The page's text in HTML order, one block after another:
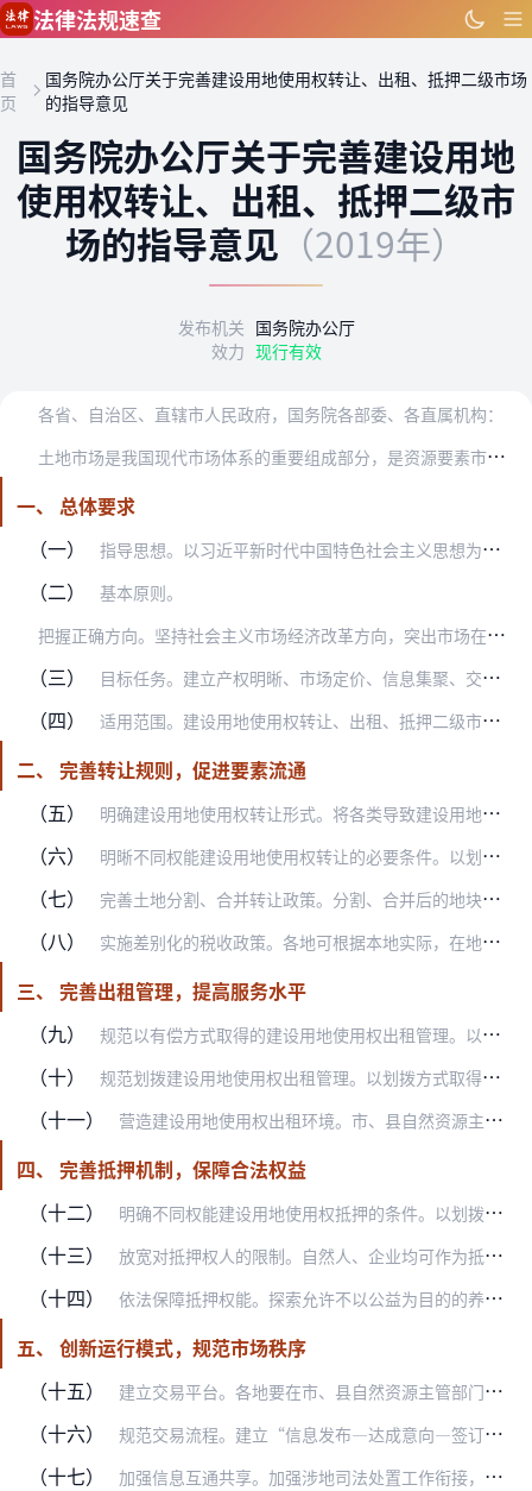
跳到主要内容
法律法规速查
首
页
国务院办公厅关于完善建设用地使用权转让、出租、抵押二级市场
的指导意见
国务院办公厅关于完善建设用地
使用权转让、出租、抵押二级市
场的指导意见 （2019年）
发布机关 国务院办公厅
效力 现行有效
各省、自治区、直辖市人民政府，国务院各部委、各直属机构：
土
地市场是我国现代市场体系的重要组成部分，是资源要素市场的重要内容。改革开放以来，通过大力推行国有建设用地有偿使用制度，我国基本形成了以政府供应为主的土地一级市…
一、 总体要求
（一）
指导思想。以习近平新时代中国特色社会主义思想为指导，全面贯彻党的十九大和十九届二中、三中全会精神，紧紧围绕统筹推进“五位一体”总体布局和协调推进“四个全面”战略…
（二） 基本原则。
把
握正确方向。坚持社会主义市场经济改革方向，突出市场在资源配置中的决定性作用，着力减少政府微观管理和直接干预。落实“放管服”改革总体要求，强化监管责任，减少事前…
（三）
目标任务。建立产权明晰、市场定价、信息集聚、交易安全、监管有效的土地二级市场，市场规则健全完善，交易平台全面形成，服务和监管落实到位，市场秩序更加规范，制度性交…
（四） 适用范围。建设用地使用权转让、出租、抵押二级市场的交易对象是国有建设用地使用权，重点针对土地交易以及土地连同地上建筑物、其他附着物等整宗地一并交易的情况。涉及到…
二、 完善转让规则，促进要素流通
（五）
明确建设用地使用权转让形式。将各类导致建设用地使用权转移的行为都视为建设用地使用权转让，包括买卖、交换、赠与、出资以及司法处置、资产处置、法人或其他组织合并或分…
（六） 明晰不同权能建设用地使用权转让的必要条件。以划拨方式取得的建设用地使用权转让，需经依法批准，土地用途符合《划拨用地目录》的，可不补缴土地出让价款，按转移登记办理…
（七） 完善土地分割、合并转让政策。分割、合并后的地块应具备独立分宗条件，涉及公共配套设施建设和使用的，转让双方应在合同中明确有关权利义务。拟分割宗地已预售或存在多个权…
（八） 实施差别化的税收政策。各地可根据本地实际，在地方权限内探索城镇土地使用税差别化政策，促进土地节约集约利用。
三、 完善出租管理，提高服务水平
（九）
规范以有偿方式取得的建设用地使用权出租管理。以出让、租赁、作价出资或入股等有偿方式取得的建设用地使用权出租或转租的，不得违反法律法规和有偿使用合同的相关约定。
（十） 规范划拨建设用地使用权出租管理。以划拨方式取得的建设用地使用权出租的，应按照有关规定上缴租金中所含土地收益，纳入土地出让收入管理。宗地长期出租，或部分用于出租且…
（十一） 营造建设用地使用权出租环境。市、县自然资源主管部门应当提供建设用地使用权出租供需信息发布条件和场所，制定规范的出租合同文本，提供交易鉴证服务，保障权利人的合法权…
四、 完善抵押机制，保障合法权益
（十二）
明确不同权能建设用地使用权抵押的条件。以划拨方式取得的建设用地使用权可以依法依规设定抵押权，划拨土地抵押权实现时应优先缴纳土地出让收入。以出让、作价出资或入股等…
（十三） 放宽对抵押权人的限制。自然人、企业均可作为抵押权人申请以建设用地使用权及其地上建筑物、其他附着物所有权办理不动产抵押相关手续，涉及企业之间债权债务合同的须符合有…
（十四） 依法保障抵押权能。探索允许不以公益为目的的养老、教育等社会领域企业以有偿取得的建设用地使用权、设施等财产进行抵押融资。各地要进一步完善抵押权实现后保障原有经营活…
五、 创新运行模式，规范市场秩序
（十五）
建立交易平台。各地要在市、县自然资源主管部门现有的土地交易机构或平台基础上搭建城乡统一的土地市场交易平台，汇集土地二级市场交易信息，提供交易场所，办理交易事务，…
（十六） 规范交易流程。建立“信息发布—达成意向—签订合同—交易监管”的交易流程。交易双方可通过土地二级市场交易平台等渠道发布和获取市场信息；可自行协商交易，也可委托土地…
（十七） 加强信息互通共享。加强涉地司法处置工作衔接，涉及建设用地使用权转移的案件，自然资源主管部门应当向人民法院提供所涉不动产的权利状况、原出让合同约定的权利义务情况等…